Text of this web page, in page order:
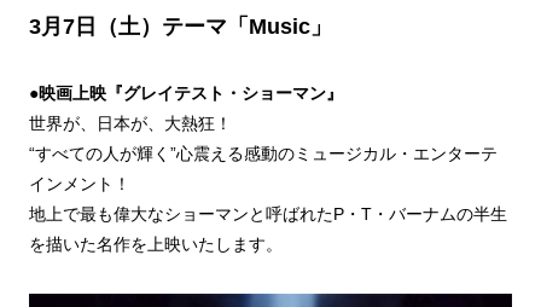
3月7日（土）テーマ「Music」
●映画上映『グレイテスト・ショーマン』
世界が、日本が、大熱狂！
“すべての人が輝く”心震える感動のミュージカル・エンターテ
インメント！
地上で最も偉大なショーマンと呼ばれたP・T・バーナムの半生
を描いた名作を上映いたします。